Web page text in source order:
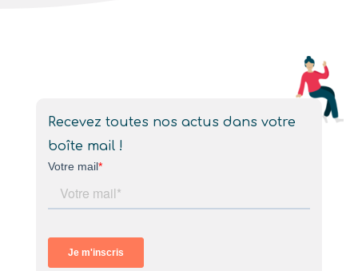
Recevez toutes nos actus dans votre
boîte mail !